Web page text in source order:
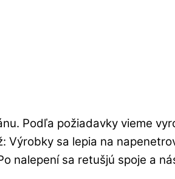
Podľa požiadavky vieme
sa lepia na
nalepení sa retušjú spoje a